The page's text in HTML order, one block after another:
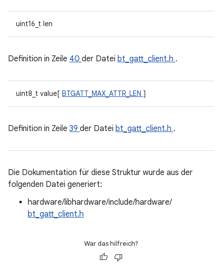
uint16_t len
Definition in Zeile 40 der Datei bt_gatt_client.h .
uint8_t value[ BTGATT_MAX_ATTR_LEN ]
Definition in Zeile 39 der Datei bt_gatt_client.h .
Die Dokumentation für diese Struktur wurde aus der
folgenden Datei generiert:
hardware/libhardware/include/hardware/
bt_gatt_client.h
War das hilfreich?